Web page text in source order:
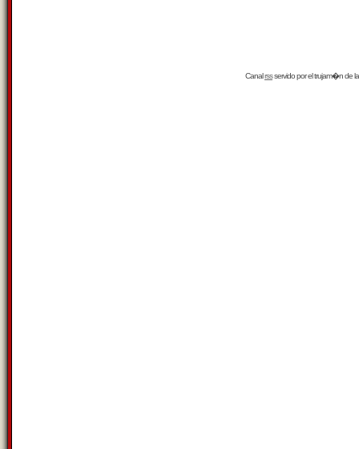
Canalrssservido por eltrujam�nde